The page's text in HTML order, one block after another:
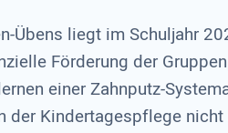
Übens liegt im Schuljahr
Förderung der
einer Zahnputz-
der Kindertagespflege